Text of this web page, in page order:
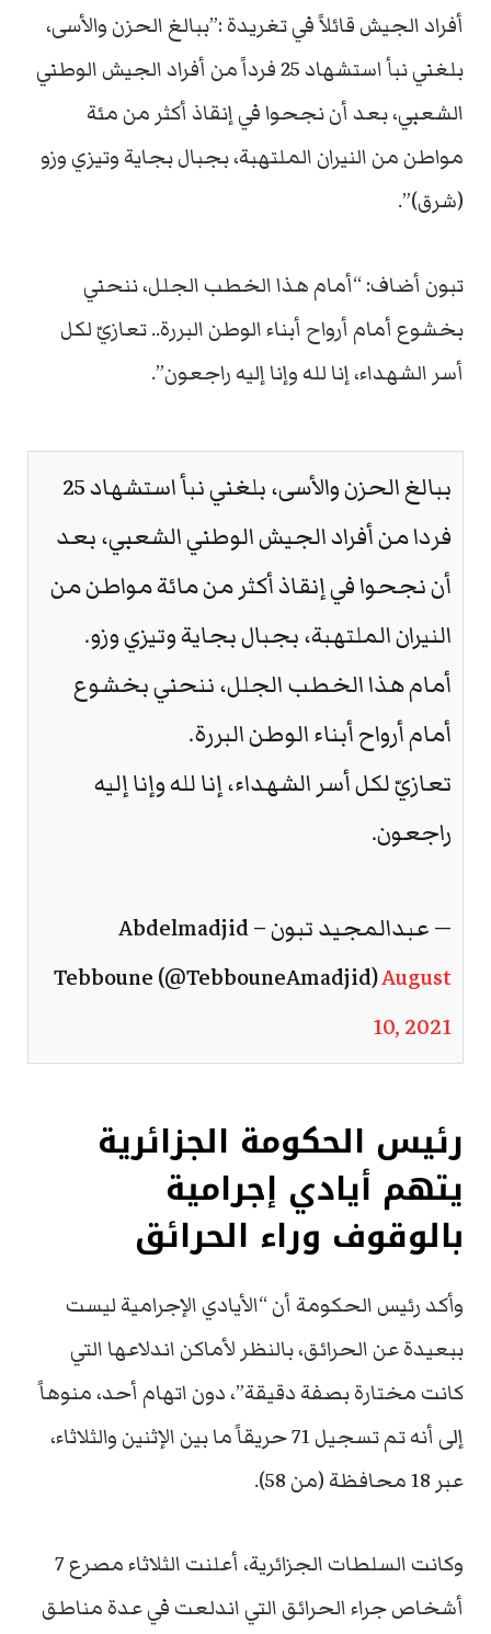
أفراد الجيش قائلاً في تغريدة :”ببالغ الحزن والأسى،
بلغني نبأ استشهاد 25 فرداً من أفراد الجيش الوطني
الشعبي، بعد أن نجحوا في إنقاذ أكثر من مئة
مواطن من النيران الملتهبة، بجبال بجاية وتيزي وزو
(شرق)”.
تبون أضاف: “أمام هذا الخطب الجلل، ننحني
بخشوع أمام أرواح أبناء الوطن البررة.. تعازيّ لكل
أسر الشهداء، إنا لله وإنا إليه راجعون”.
ببالغ الحزن والأسى، بلغني نبأ استشهاد 25
فردا من أفراد الجيش الوطني الشعبي، بعد
أن نجحوا في إنقاذ أكثر من مائة مواطن من
النيران الملتهبة، بجبال بجاية وتيزي وزو.
أمام هذا الخطب الجلل، ننحني بخشوع
أمام أرواح أبناء الوطن البررة.
تعازيّ لكل أسر الشهداء، إنا لله وإنا إليه
راجعون.
— عبدالمجيد تبون – Abdelmadjid
Tebboune (@TebbouneAmadjid)August
10, 2021
رئيس الحكومة الجزائرية
يتهم أيادي إجرامية
بالوقوف وراء الحرائق
وأكد رئيس الحكومة أن “الأيادي الإجرامية ليست
ببعيدة عن الحرائق، بالنظر لأماكن اندلاعها التي
كانت مختارة بصفة دقيقة”، دون اتهام أحد، منوهاً
إلى أنه تم تسجيل 71 حريقاً ما بين الإثنين والثلاثاء،
عبر 18 محافظة (من 58).
وكانت السلطات الجزائرية، أعلنت الثلاثاء مصرع 7
أشخاص جراء الحرائق التي اندلعت في عدة مناطق